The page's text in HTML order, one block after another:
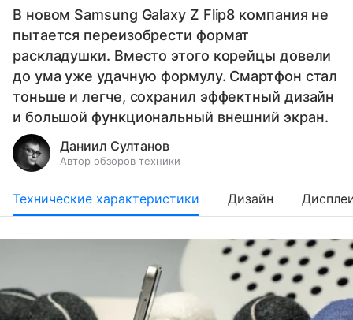
В новом Samsung Galaxy Z Flip8 компания не
пытается переизобрести формат
раскладушки. Вместо этого корейцы довели
до ума уже удачную формулу. Смартфон стал
тоньше и легче, сохранил эффектный дизайн
и большой функциональный внешний экран.
Даниил Султанов
Автор обзоров техники
Технические характеристики Дизайн